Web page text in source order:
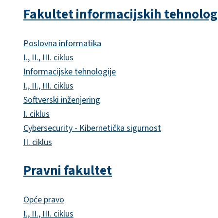
Fakultet informacijskih
Poslovna informatika
I., II., III. ciklus
Informacijske tehnologije
I., II., III. ciklus
Softverski inženjering
I. ciklus
Cybersecurity - Kibernetička sigurnost
II. ciklus
Pravni fakultet
Opće pravo
I., II., III. ciklus